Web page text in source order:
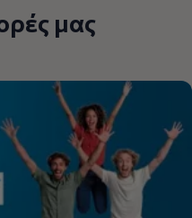
μας